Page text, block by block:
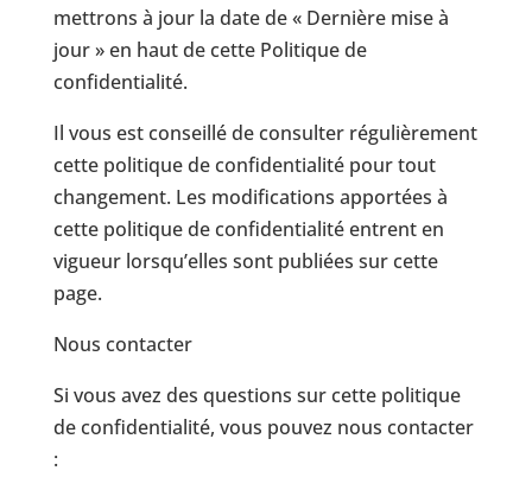
mettrons à jour la date de « Dernière mise à
jour » en haut de cette Politique de
confidentialité.
Il vous est conseillé de consulter régulièrement
cette politique de confidentialité pour tout
changement. Les modifications apportées à
cette politique de confidentialité entrent en
vigueur lorsqu’elles sont publiées sur cette
page.
Nous contacter
Si vous avez des questions sur cette politique
de confidentialité, vous pouvez nous contacter
: